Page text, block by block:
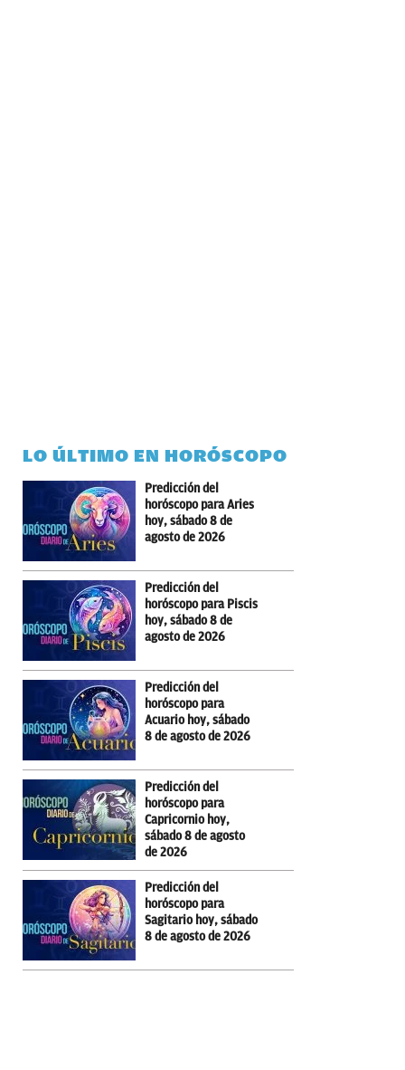
LO ÚLTIMO EN HORÓSCOPO
Predicción del
horóscopo para Aries
hoy, sábado 8 de
agosto de 2026
Predicción del
horóscopo para Piscis
hoy, sábado 8 de
agosto de 2026
Predicción del
horóscopo para
Acuario hoy, sábado
8 de agosto de 2026
Predicción del
horóscopo para
Capricornio hoy,
sábado 8 de agosto
de 2026
Predicción del
horóscopo para
Sagitario hoy, sábado
8 de agosto de 2026